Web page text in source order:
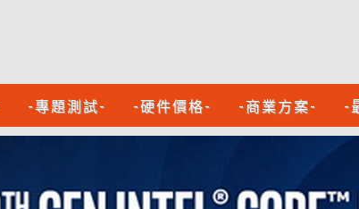
-專題測試- -硬件價格- -商業方案- -